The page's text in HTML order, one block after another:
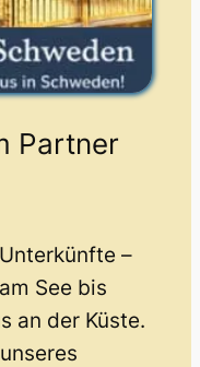
Partner
–
See bis
an der Küste.